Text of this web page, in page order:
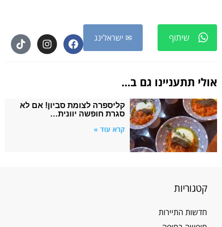
שיתוף ✉ ישראלינג
אולי תתעניינו גם ב...
קליספרה לצומת סביון! אם לא
סגרת חופשה יוונית…
קרא עוד »
קטגוריות
חדשות התיירות